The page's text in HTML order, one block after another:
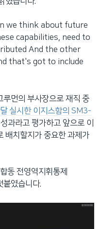
we think about future
capabilities, need to
And the other
that's got to include
루먼의 부사장으로 재직 중
실시한 이지스함의 SM3-
과라고 평가하고 앞으로 이
배치할지가 중요한 과제가
동 전영역지휘통제
붙였습니다.